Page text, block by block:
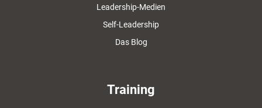
Leadership-Medien
Self-Leadership
Das Blog
Training